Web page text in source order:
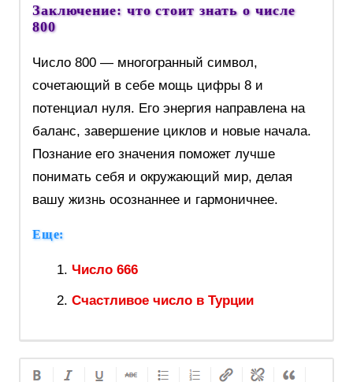
Заключение: что стоит знать о числе
800
Число 800 — многогранный символ,
сочетающий в себе мощь цифры 8 и
потенциал нуля. Его энергия направлена на
баланс, завершение циклов и новые начала.
Познание его значения поможет лучше
понимать себя и окружающий мир, делая
вашу жизнь осознаннее и гармоничнее.
Еще:
Число 666
Счастливое число в Турции